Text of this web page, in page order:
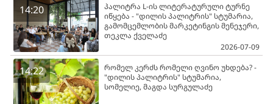
14:20
პალიტრა L-ის ლიტერატურული ტურნე
იწყება - "დილის პალიტრის" სტუმარია,
გამომცემლობის მარკეტინგის მენეჯერი,
თეკლა ქველაძე
2026-07-09
14:22
რომელ კერძს რომელი ღვინო უხდება? -
"დილის პალიტრის" სტუმარია,
სომელიე, მაგდა სურგულაძე